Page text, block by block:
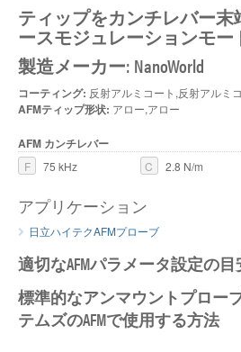
ティップをカンチレバー末
ースモジュレーションモー
製造メーカー: NanoWorld
コーティング: 反射アルミコート,反射アルミ
AFMティップ形状: アロー,アロー
AFM カンチレバー
F 75 kHz C 2.8 N/m
アプリケーション
日立ハイテクAFMプローブ
適切なAFMパラメータ設定の目
標準的なアンマウントプロー
テムズのAFMで使用する方法